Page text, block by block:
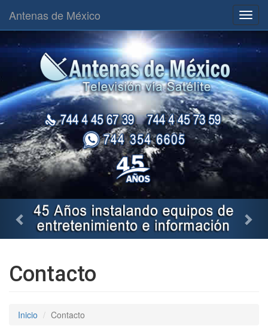
Antenas de México
Contacto
Inicio Contacto